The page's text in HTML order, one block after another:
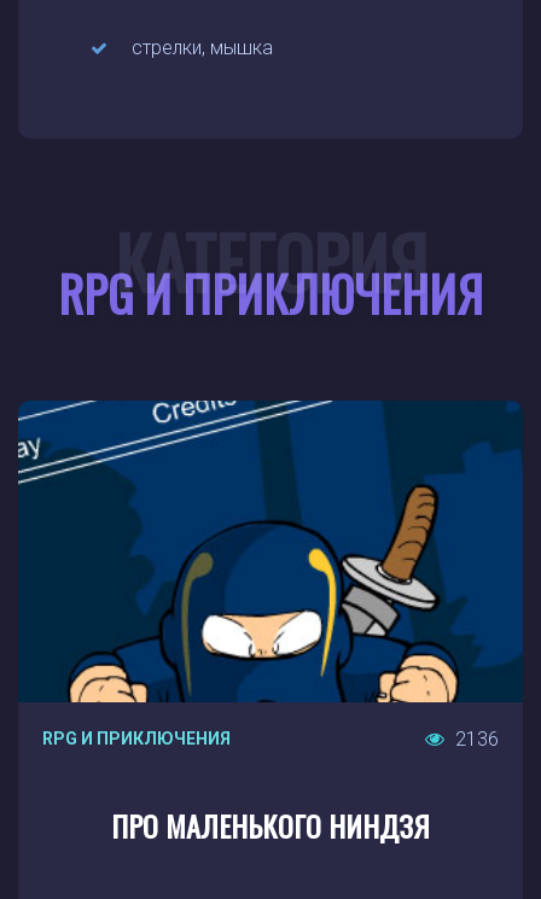
стрелки, мышка
RPG И ПРИКЛЮЧЕНИЯ
КАТЕГОРИЯ
RPG И ПРИКЛЮЧЕНИЯ 2136
ПРО МАЛЕНЬКОГО НИНДЗЯ